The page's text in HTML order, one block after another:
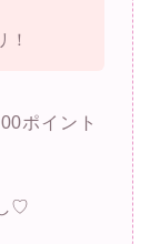
！
ポイント
♡